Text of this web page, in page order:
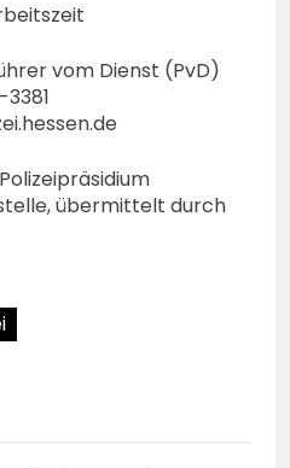
vom Dienst (PvD)
übermittelt durch